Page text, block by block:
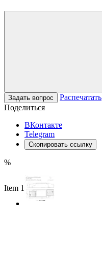
Задать вопрос
Распечатать
Поделиться
ВКонтакте
Telegram
Скопировать ссылку
%
Item 1 of 2